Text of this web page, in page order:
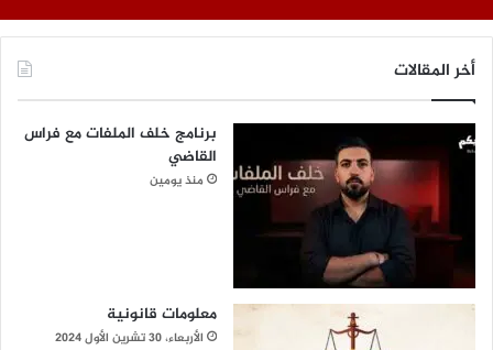
أخر المقالات
برنامج خلف الملفات مع فراس
القاضي
منذ يومين
معلومات قانونية
الأربعاء، 30 تشرين الأول 2024